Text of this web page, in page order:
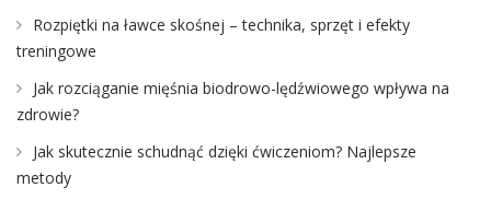
Rozpiętki na ławce skośnej – technika, sprzęt i efekty
treningowe
Jak rozciąganie mięśnia biodrowo-lędźwiowego wpływa na
zdrowie?
Jak skutecznie schudnąć dzięki ćwiczeniom? Najlepsze
metody